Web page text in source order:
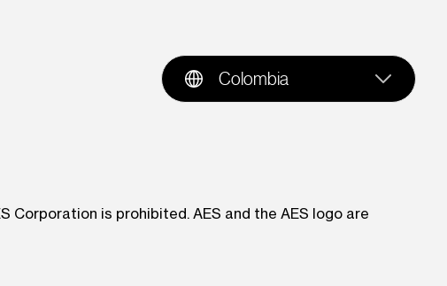
Colombia
Corporation is prohibited. AES and the AES logo are